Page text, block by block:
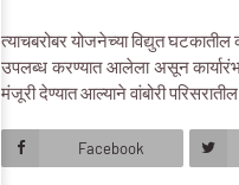
त्याचबरोबर योजनेच्या विद्युत
उपलब्ध करण्यात आलेला असून
मंजूरी देण्यात आल्याने वांबोरी
Facebook